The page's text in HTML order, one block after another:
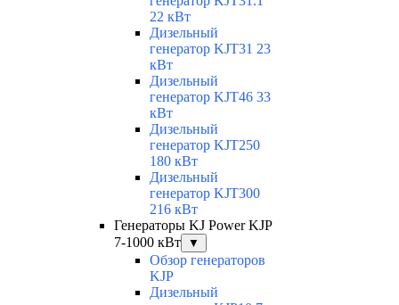
22 кВт
Дизельный
генератор KJT31 23
кВт
Дизельный
генератор KJT46 33
кВт
Дизельный
генератор KJT250
180 кВт
Дизельный
генератор KJT300
216 кВт
Генераторы KJ Power KJP
7-1000 кВт
▼
Обзор генераторов
KJP
Дизельный